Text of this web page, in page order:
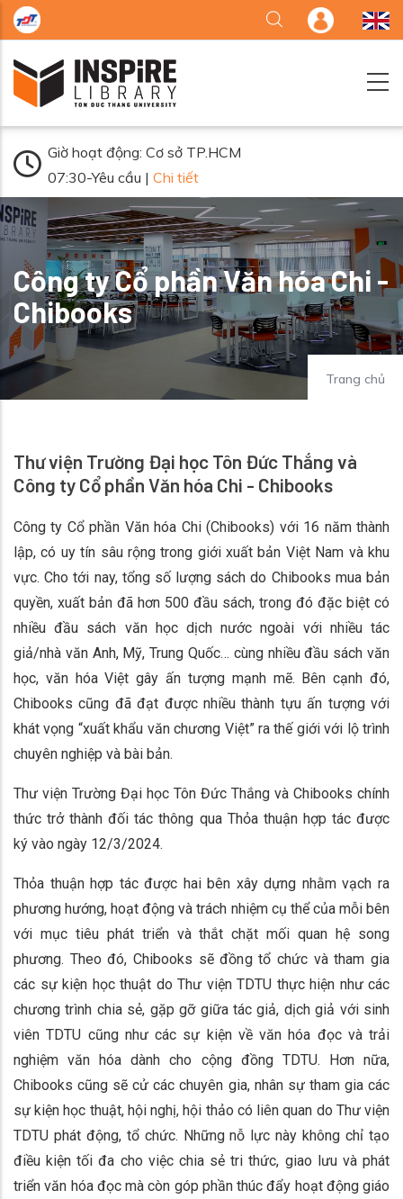
Nhảy đến nội dung
Giờ hoạt động: Cơ sở TP.HCM
07:30-Yêu cầu | Chi tiết
Công ty Cổ phần Văn hóa Chi -
Chibooks
Trang chủ
Thư viện Trường Đại học Tôn Đức Thắng và
Công ty Cổ phần Văn hóa Chi - Chibooks
Công ty Cổ phần Văn hóa Chi (Chibooks) với 16 năm thành
lập, có uy tín sâu rộng trong giới xuất bản Việt Nam và khu
vực. Cho tới nay, tổng số lượng sách do Chibooks mua bản
quyền, xuất bản đã hơn 500 đầu sách, trong đó đặc biệt có
nhiều đầu sách văn học dịch nước ngoài với nhiều tác
giả/nhà văn Anh, Mỹ, Trung Quốc… cùng nhiều đầu sách văn
học, văn hóa Việt gây ấn tượng mạnh mẽ. Bên cạnh đó,
Chibooks cũng đã đạt được nhiều thành tựu ấn tượng với
khát vọng “xuất khẩu văn chương Việt” ra thế giới với lộ trình
chuyên nghiệp và bài bản.
Thư viện Trường Đại học Tôn Đức Thắng và Chibooks chính
thức trở thành đối tác thông qua Thỏa thuận hợp tác được
ký vào ngày 12/3/2024.
Thỏa thuận hợp tác được hai bên xây dựng nhằm vạch ra
phương hướng, hoạt động và trách nhiệm cụ thể của mỗi bên
với mục tiêu phát triển và thắt chặt mối quan hệ song
phương. Theo đó, Chibooks sẽ đồng tổ chức và tham gia
các sự kiện học thuật do Thư viện TDTU thực hiện như các
chương trình chia sẻ, gặp gỡ giữa tác giả, dịch giả với sinh
viên TDTU cũng như các sự kiện về văn hóa đọc và trải
nghiệm văn hóa dành cho cộng đồng TDTU. Hơn nữa,
Chibooks cũng sẽ cử các chuyên gia, nhân sự tham gia các
sự kiện học thuật, hội nghị, hội thảo có liên quan do Thư viện
TDTU phát động, tổ chức. Những nỗ lực này không chỉ tạo
điều kiện tối đa cho việc chia sẻ tri thức, giao lưu và phát
triển văn hóa đọc mà còn góp phần thúc đẩy hoạt động giáo